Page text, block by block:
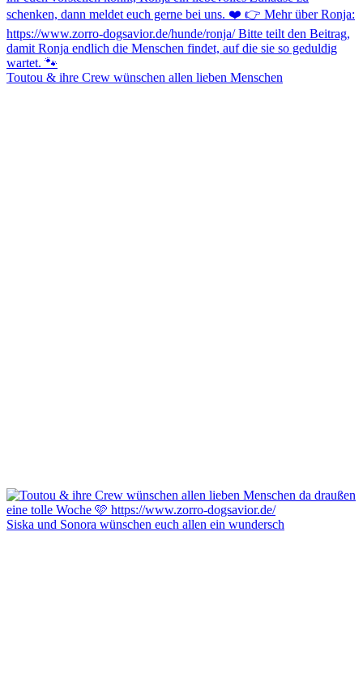
Toutou & ihre Crew wünschen allen lieben Menschen
Siska und Sonora wünschen euch allen ein wundersch